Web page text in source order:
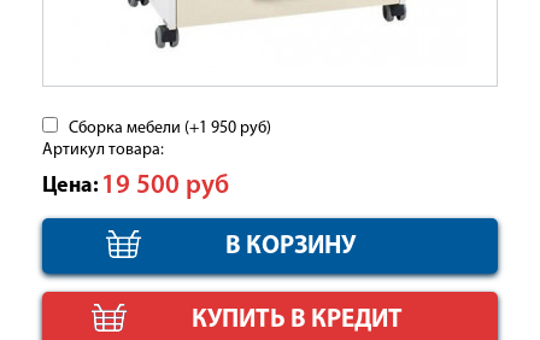
Сборка мебели (+1 950 руб)
Артикул товара:
Цена: 19 500 руб
КУПИТЬ В КРЕДИТ